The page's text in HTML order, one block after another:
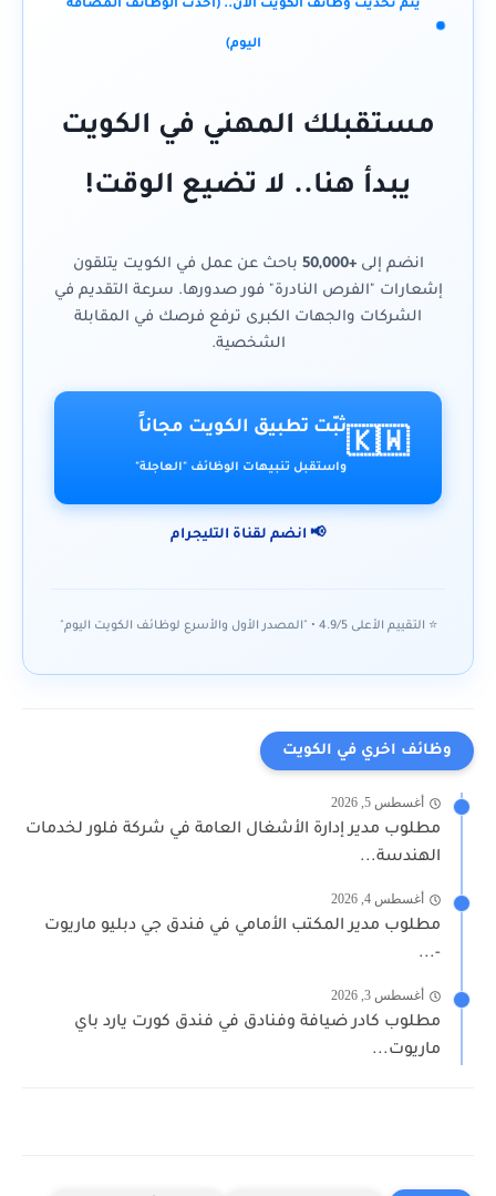
يتم تحديث وظائف الكويت الآن.. (أحدث الوظائف المضافة
اليوم)
مستقبلك المهني في الكويت
يبدأ هنا.. لا تضيع الوقت!
انضم إلى+50,000
باحث عن عمل في الكويت يتلقون
إشعارات "الفرص النادرة" فور صدورها. سرعة التقديم في
الشركات والجهات الكبرى ترفع فرصك في المقابلة
الشخصية.
🇰🇼
ثبّت تطبيق الكويت مجاناً
واستقبل تنبيهات الوظائف "العاجلة"
📢 انضم لقناة التليجرام
⭐ التقييم الأعلى 4.9/5 • "المصدر الأول والأسرع لوظائف الكويت اليوم"
وظائف اخري في الكويت
أغسطس 5, 2026
مطلوب مدير إدارة الأشغال العامة في شركة فلور لخدمات
الهندسة...
أغسطس 4, 2026
مطلوب مدير المكتب الأمامي في فندق جي دبليو ماريوت
-...
أغسطس 3, 2026
مطلوب كادر ضيافة وفنادق في فندق كورت يارد باي
ماريوت...